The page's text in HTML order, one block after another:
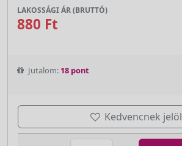
LAKOSSÁGI ÁR (BRUTTÓ)
880 Ft
Jutalom: 18 pont
Kedvencnek jelöl